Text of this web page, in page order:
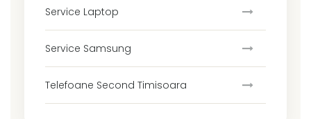
Service Laptop
Service Samsung
Telefoane Second Timisoara